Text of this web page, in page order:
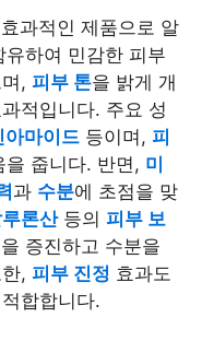
과적인 제품으로 알
유하여 민감한 피부
, 피부 톤을 밝게 개
적입니다. 주요 성
아마이드 등이며, 피
을 줍니다. 반면, 미
과 수분에 초점을 맞
론산등의 피부 보
을 증진하고 수분을
, 피부 진정 효과도
합합니다.